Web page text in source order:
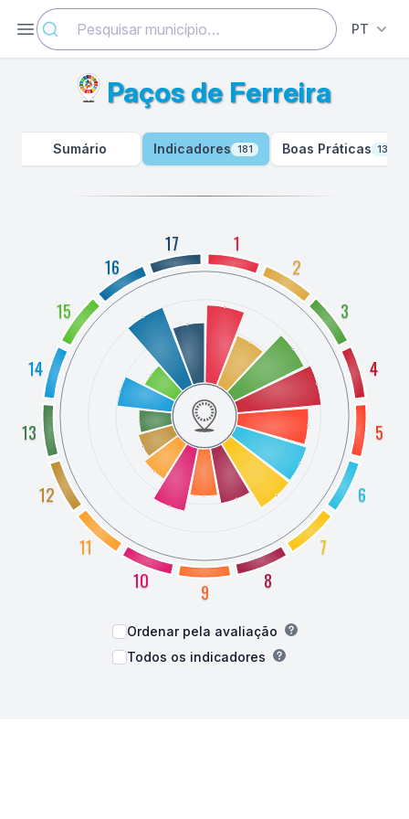
Abrir menu PT
Paços de Ferreira
Sumário Indicadores 181 Boas Práticas 130
1
2
3
4
5
6
7
8
9
10
11
12
13
14
15
16
17
Ordenar pela avaliação
Todos os indicadores
Paços de Ferreira - Indicadores - ODSlocal